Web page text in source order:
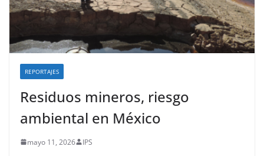
REPORTAJES
Residuos mineros, riesgo
ambiental en México
mayo 11, 2026 IPS